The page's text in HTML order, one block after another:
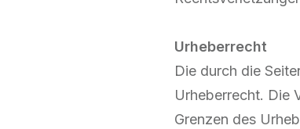
Urheberrecht
Die durch die
Urheberrecht. Die
Grenzen des